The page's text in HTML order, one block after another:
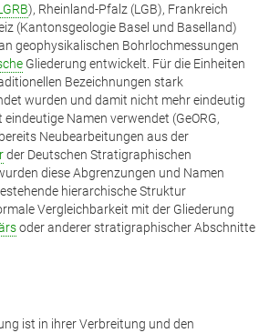
), Rheinland-Pfalz (LGB), Frankreich
(Kantonsgeologie Basel und Baselland)
geophysikalischen Bohrlochmessungen
Gliederung entwickelt. Für die Einheiten
Bezeichnungen stark
wurden und damit nicht mehr eindeutig
Namen verwendet (GeORG,
Neubearbeitungen aus der
der Deutschen Stratigraphischen
diese Abgrenzungen und Namen
hierarchische Struktur
Vergleichbarkeit mit der Gliederung
oder anderer stratigraphischer Abschnitte
ist in ihrer Verbreitung und den